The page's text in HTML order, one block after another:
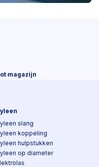
magazijn
slang
koppeling
hulpstukken
op diameter